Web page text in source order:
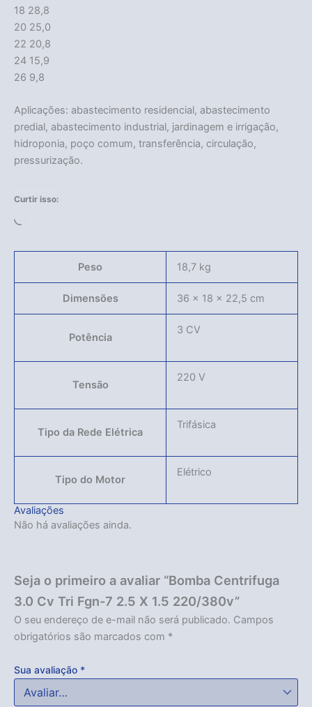
18 28,8
20 25,0
22 20,8
24 15,9
26 9,8
Aplicações: abastecimento residencial, abastecimento
predial, abastecimento industrial, jardinagem e irrigação,
hidroponia, poço comum, transferência, circulação,
pressurização.
Curtir isso:
Peso 18,7 kg
Dimensões 36 × 18 × 22,5 cm
Potência
3 CV
Tensão
220 V
Tipo da Rede Elétrica
Trifásica
Tipo do Motor
Elétrico
Avaliações
Não há avaliações ainda.
Seja o primeiro a avaliar “Bomba Centrifuga
3.0 Cv Tri Fgn-7 2.5 X 1.5 220/380v”
O seu endereço de e-mail não será publicado. Campos
obrigatórios são marcados com *
Sua avaliação *